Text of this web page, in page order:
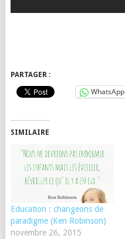
PARTAGER :
WhatsApp
SIMILAIRE
Education : changeons de
paradigme (Ken Robinson)
novembre 26, 2015